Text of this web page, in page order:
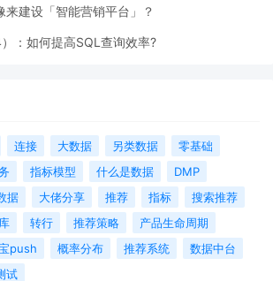
来建设「智能营销平台」？
：如何提高SQL查询效率?
连接 大数据 另类数据
零基础
指标模型 什么是数据
DMP
据 大佬分享 推荐 指标
搜索推荐
转行 推荐策略
产品生命周期
push 概率分布 推荐系统
数据中台
试